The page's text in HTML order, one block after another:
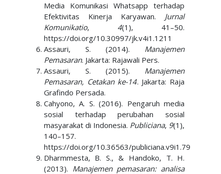
Media Komunikasi Whatsapp terhadap
Efektivitas Kinerja Karyawan. Jurnal
Komunikatio, 4(1), 41–50.
https://doi.org/10.30997/jk.v4i1.1211
Assauri, S. (2014). Manajemen
Pemasaran. Jakarta: Rajawali Pers.
Assauri, S. (2015). Manajemen
Pemasaran, Cetakan ke-14. Jakarta: Raja
Grafindo Persada.
Cahyono, A. S. (2016). Pengaruh media
sosial terhadap perubahan sosial
masyarakat di Indonesia. Publiciana, 9(1),
140–157.
https://doi.org/10.36563/publiciana.v9i1.79
Dharmmesta, B. S., & Handoko, T. H.
(2013). Manajemen pemasaran: analisa